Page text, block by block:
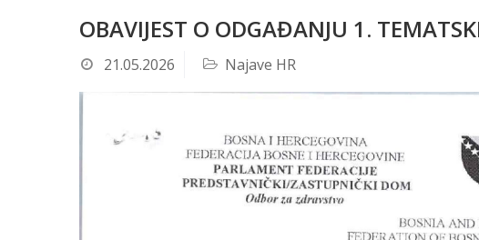
OBAVIJEST O ODGAĐANJU 1.
21.05.2026 Najave HR